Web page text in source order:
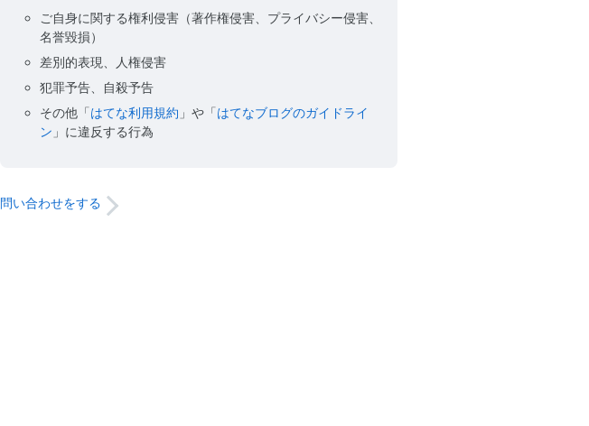
ご自身に関する権利侵害（著作権侵害、プライバシー侵害、
名誉毀損）
差別的表現、人権侵害
犯罪予告、自殺予告
その他「はてな利用規約 」や「はてなブログのガイドライ
ン 」に違反する行為
問い合わせをする